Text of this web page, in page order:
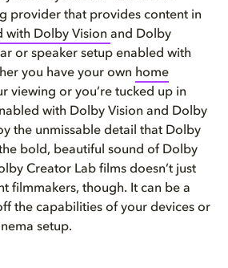
provider that provides content in
with Dolby Vision and Dolby
or speaker setup enabled with
you have your own home
viewing or you’re tucked up in
with Dolby Vision and Dolby
the unmissable detail that Dolby
bold, beautiful sound of Dolby
Creator Lab films doesn’t just
filmmakers, though. It can be a
the capabilities of your devices or
setup.